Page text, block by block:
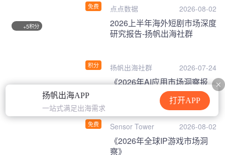
扬帆出海APP
一站式满足出海需求
打开APP
免费 点点数据 2026-08-02
+5积分
积分
2026上半年海外短剧市场深度
研究报告-扬帆出海社群
扬帆出海社群 2026-07-24
免费
《2026年AI应用市场洞察报
Sensor Tower 2026-08-02
《2026年全球IP游戏市场洞
察》